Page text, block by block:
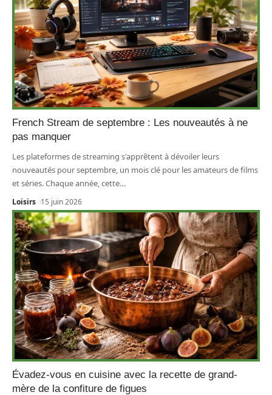
French Stream de septembre : Les nouveautés à ne
pas manquer
Les plateformes de streaming s'apprêtent à dévoiler leurs
nouveautés pour septembre, un mois clé pour les amateurs de films
et séries. Chaque année, cette…
Loisirs 15 juin 2026
Évadez-vous en cuisine avec la recette de grand-
mère de la confiture de figues